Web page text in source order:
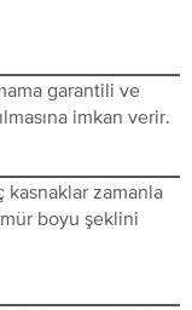
garantili ve
imkan verir.
kasnaklar zamanla
boyu şeklini